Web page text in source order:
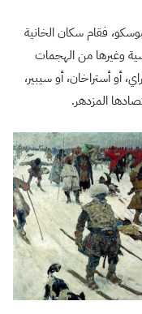
فقام سكان الخانية
وغيرها من الهجمات
أو أستراخان، أو سيبير،
المزدهر.